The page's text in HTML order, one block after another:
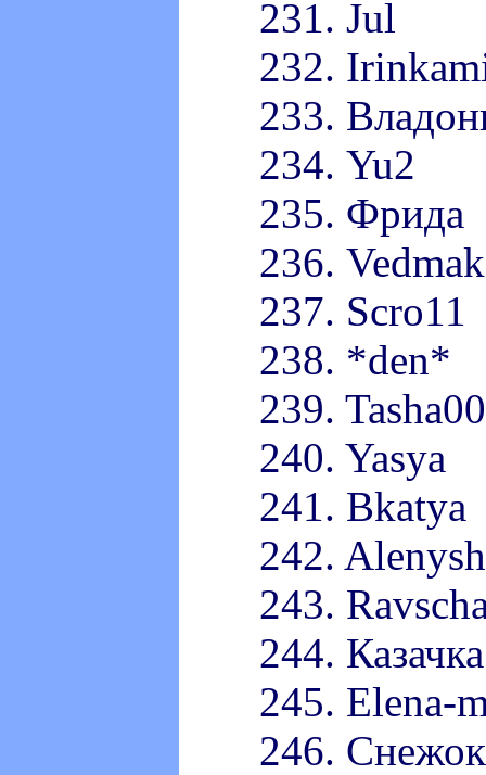
231. Jul
232.
233.
234. Yu2
235. Фрида
236. Vedmak
237. Scro11
238. *den*
239.
240. Yasya
241. Bkatya
242.
243.
244. Казачка
245. Elena-
246. Снежок